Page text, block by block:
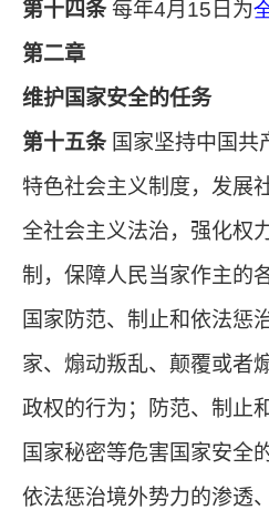
第十四条每年4月15日为
第二章
维护国家安全的任务
第十五条 国家坚持中国共
特色社会主义制度，发展
全社会主义法治，强化权
制，保障人民当家作主的
国家防范、制止和依法惩
家、煽动叛乱、颠覆或者
政权的行为；防范、制止
国家秘密等危害国家安全
依法惩治境外势力的渗透